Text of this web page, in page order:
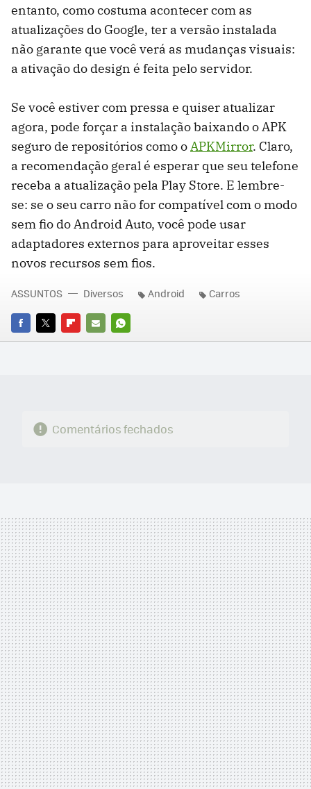
entanto, como costuma acontecer com as
atualizações do Google, ter a versão instalada
não garante que você verá as mudanças visuais:
a ativação do design é feita pelo servidor.
Se você estiver com pressa e quiser atualizar
agora, pode forçar a instalação baixando o APK
seguro de repositórios como oAPKMirror. Claro,
a recomendação geral é esperar que seu telefone
receba a atualização pela Play Store. E lembre-
se: se o seu carro não for compatível com o modo
sem fio do Android Auto, você pode usar
adaptadores externos para aproveitar esses
novos recursos sem fios.
FACEBOOK
TWITTERFLIPBOARD
E-
WHATSAPP
ASSUNTOS Diversos Android Carros
Comentários fechados